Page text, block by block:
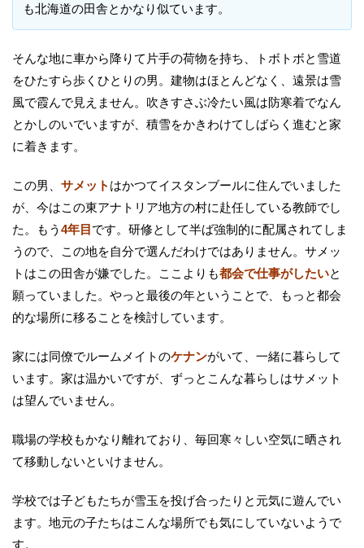
も北海道の田舎とかなり似ています。
そんな地に車から降りて片手の荷物を持ち、トボトボと雪道
をひたすら歩くひとりの男。建物はほとんどなく、遠景は雪
風で霞んで見えません。吹きすさぶ冷たい風は防寒着でなん
とかしのいでいますが、積雪をかきわけてしばらく進むと家
に着きます。
この男、 サメット はかつてイスタンブールに住んでいました
が、今はこの東アナトリア地方の村に赴任している教師でし
た。もう 4年目 です。研修として半ば強制的に配属されてしま
うので、この地を自分で選んだわけではありません。サメッ
トはこの田舎が嫌でした。ここよりも都会で仕事がしたいと
願っていました。やっと最後の年ということで、もっと都会
的な場所に移ることを検討しています。
家には同僚でルームメイトのケナンがいて、一緒に暮らして
います。家は温かいですが、ずっとこんな暮らしはサメット
は望んでいません。
職場の学校もかなり離れており、毎回寒々しい空気に晒され
て移動しないといけません。
学校では子どもたちが雪玉を投げ合ったりと元気に遊んでい
ます。地元の子たちはこんな場所でも気にしていないようで
す。